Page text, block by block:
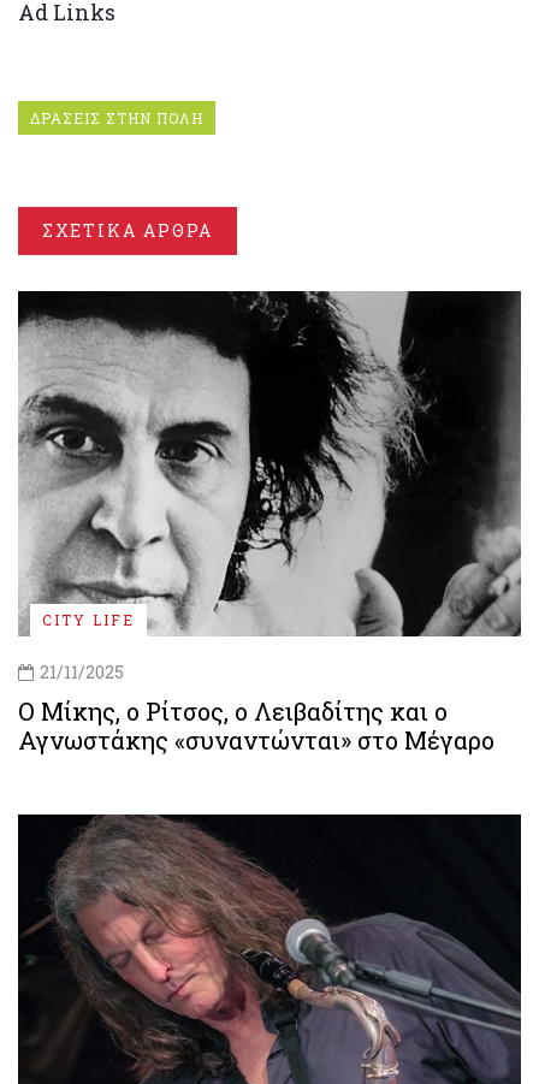
Ad Links
ΔΡΑΣΕΙΣ ΣΤΗΝ ΠΟΛΗ
ΣΧΕΤΙΚΑ ΑΡΘΡΑ
CITY LIFE
21/11/2025
Ο Μίκης, ο Ρίτσος, ο Λειβαδίτης και ο
Αγνωστάκης «συναντώνται» στο Μέγαρο